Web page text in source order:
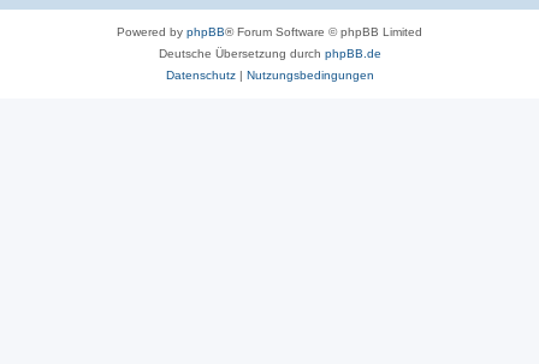
Powered by phpBB® Forum Software © phpBB Limited
Deutsche Übersetzung durch phpBB.de
Datenschutz| Nutzungsbedingungen